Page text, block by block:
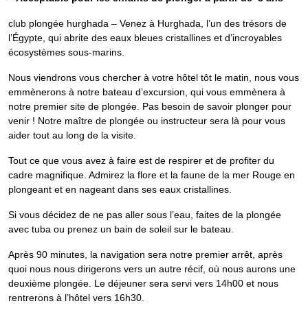
club plongée hurghada – Venez à Hurghada, l’un des trésors de
l’Égypte, qui abrite des eaux bleues cristallines et d’incroyables
écosystèmes sous-marins.
Nous viendrons vous chercher à votre hôtel tôt le matin, nous vous
emmènerons à notre bateau d’excursion, qui vous emmènera à
notre premier site de plongée. Pas besoin de savoir plonger pour
venir ! Notre maître de plongée ou instructeur sera là pour vous
aider tout au long de la visite.
Tout ce que vous avez à faire est de respirer et de profiter du
cadre magnifique. Admirez la flore et la faune de la mer Rouge en
plongeant et en nageant dans ses eaux cristallines.
Si vous décidez de ne pas aller sous l’eau, faites de la plongée
avec tuba ou prenez un bain de soleil sur le bateau
Après 90 minutes, la navigation sera notre premier arrêt, après
quoi nous nous dirigerons vers un autre récif, où nous aurons une
deuxième plongée. Le déjeuner sera servi vers 14h00 et nous
rentrerons à l’hôtel vers 16h30.